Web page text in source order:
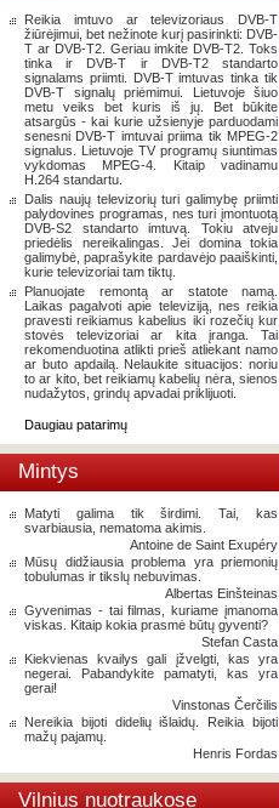
Reikia imtuvo ar televizoriaus DVB-T
žiūrėjimui, bet nežinote kurį pasirinkti: DVB-
T ar DVB-T2. Geriau imkite DVB-T2. Toks
tinka ir DVB-T ir DVB-T2 standarto
signalams priimti. DVB-T imtuvas tinka tik
DVB-T signalų priėmimui. Lietuvoje šiuo
metu veiks bet kuris iš jų. Bet būkite
atsargūs - kai kurie užsienyje parduodami
senesni DVB-T imtuvai priima tik MPEG-2
signalus. Lietuvoje TV programų siuntimas
vykdomas MPEG-4. Kitaip vadinamu
H.264 standartu.
Dalis naujų televizorių turi galimybę priimti
palydovines programas, nes turi įmontuotą
DVB-S2 standarto imtuvą. Tokiu atveju
priedėlis nereikalingas. Jei domina tokia
galimybė, paprašykite pardavėjo paaiškinti,
kurie televizoriai tam tiktų.
Planuojate remontą ar statote namą.
Laikas pagalvoti apie televiziją, nes reikia
pravesti reikiamus kabelius iki rozečių kur
stovės televizoriai ar kita įranga. Tai
rekomenduotina atlikti prieš atliekant namo
ar buto apdailą. Nelaukite situacijos: noriu
to ar kito, bet reikiamų kabelių nėra, sienos
nudažytos, grindų apvadai priklijuoti.
Daugiau patarimų
Mintys
Matyti galima tik širdimi. Tai, kas
svarbiausia, nematoma akimis.
Antoine de Saint Exupéry
Mūsų didžiausia problema yra priemonių
tobulumas ir tikslų nebuvimas.
Albertas Einšteinas
Gyvenimas - tai filmas, kuriame įmanoma
viskas. Kitaip kokia prasmė būtų gyventi?
Stefan Casta
Kiekvienas kvailys gali įžvelgti, kas yra
negerai. Pabandykite pamatyti, kas yra
gerai!
Vinstonas Čerčilis
Nereikia bijoti didelių išlaidų. Reikia bijoti
mažų pajamų.
Henris Fordas
Vilnius nuotraukose